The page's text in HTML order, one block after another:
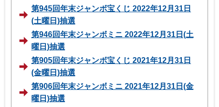
第945回年末ジャンボ宝くじ 2022年12月31日
(土曜日)抽選
第946回年末ジャンボミニ 2022年12月31日(土
曜日)抽選
第905回年末ジャンボ宝くじ 2021年12月31日
(金曜日)抽選
第906回年末ジャンボミニ 2021年12月31日(金
曜日)抽選